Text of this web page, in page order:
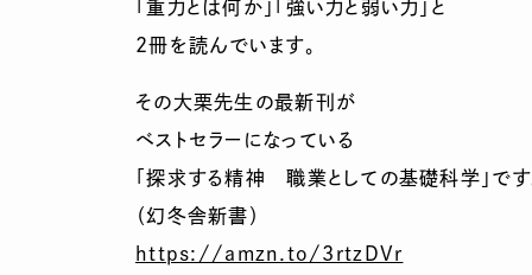
「重力とは何か」「強い力と弱い力」と
2冊を読んでいます。
その大栗先生の最新刊が
ベストセラーになっている
「探求する精神 職業としての基礎科学」です
（幻冬舎新書）
https://amzn.to/3rtzDVr